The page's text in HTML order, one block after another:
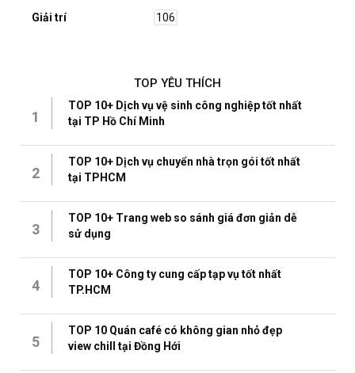
Giải trí 106
TOP YÊU THÍCH
1
TOP 10+ Dịch vụ vệ sinh công nghiệp tốt nhất
tại TP Hồ Chí Minh
2
TOP 10+ Dịch vụ chuyển nhà trọn gói tốt nhất
tại TPHCM
3
TOP 10+ Trang web so sánh giá đơn giản dễ
sử dụng
4
TOP 10+ Công ty cung cấp tạp vụ tốt nhất
TP.HCM
5
TOP 10 Quán café có không gian nhỏ đẹp
view chill tại Đồng Hới